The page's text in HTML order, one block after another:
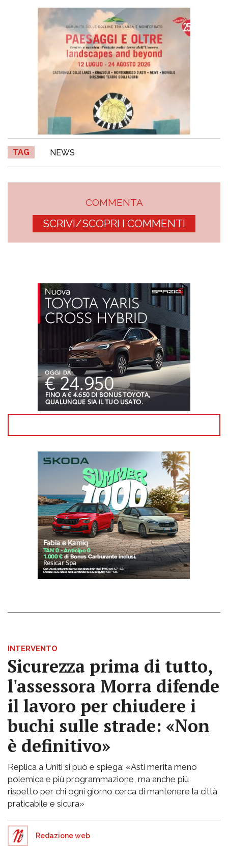
TAG NEWS
COMMENTA
SCRIVI/SCOPRI I COMMENTI
INTERVENTO
Sicurezza prima di tutto,
l'assessora Morra difende
il lavoro per chiudere i
buchi sulle strade: «Non
è definitivo»
Replica a Uniti si può e spiega: «Asti merita meno
polemica e più programmazione, ma anche più
rispetto per chi ogni giorno cerca di mantenere la città
praticabile e sicura»
Redazione web